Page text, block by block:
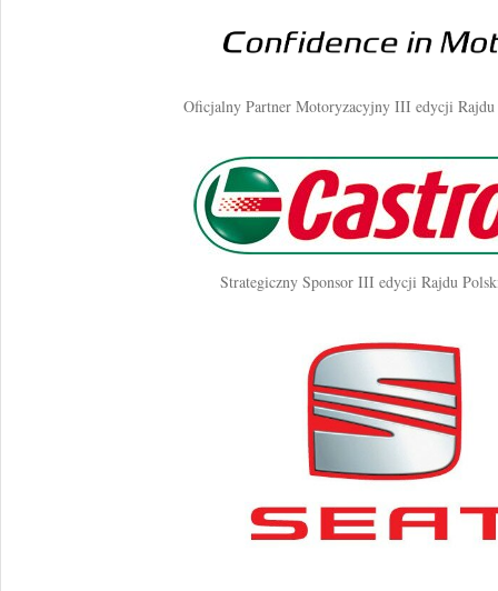
Oficjalny Partner Motoryzacyjny III edycji
Strategiczny Sponsor III edycji Rajdu